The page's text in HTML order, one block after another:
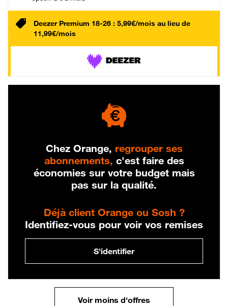
Deezer Premium 18-26 : 5,99€/mois au lieu de
11,99€/mois
Chez Orange, regrouper ses
abonnements, c'est faire des
économies sur votre budget mais
pas sur la qualité.
Déjà client Orange ou Sosh ?
Identifiez-vous pour voir vos remises
S'identifier
Voir moins d'offres